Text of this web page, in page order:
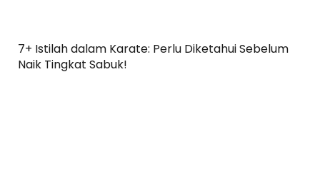
7+ Istilah dalam Karate: Perlu Diketahui Sebelum
Naik Tingkat Sabuk!